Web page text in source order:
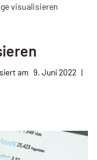
visualisieren
9. Juni 2022